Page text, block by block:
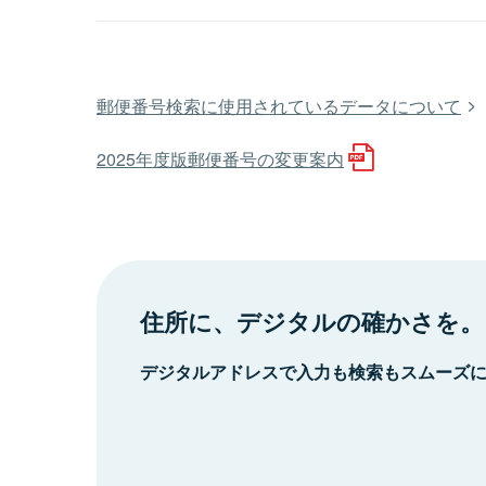
郵便番号検索に使用されているデータについて
2025年度版郵便番号の変更案内
住所に、デジタルの確かさを。
デジタルアドレスで入力も検索もスムーズ